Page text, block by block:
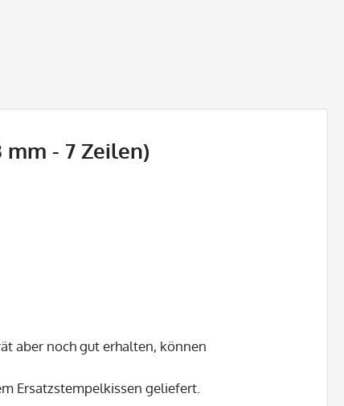
- 7 Zeilen)
aber noch gut erhalten, können
Ersatzstempelkissen geliefert.